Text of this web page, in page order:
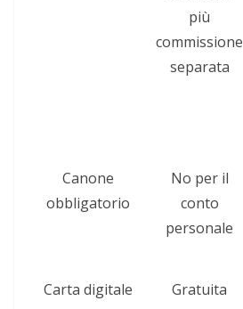
più
commissione
separata
Canone
obbligatorio
No per il
conto
personale
Carta digitale
Gratuita